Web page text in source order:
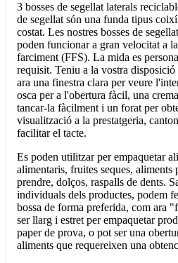
3 bosses de segellat laterals
de segellat són una funda tipus
costat. Les nostres bosses de
poden funcionar a gran velocitat a
farciment (FFS). La mida es
requisit. Teniu a la vostra
ara una finestra clara per veure
osca per a l'obertura fàcil, una
tancar-la fàcilment i un forat per
visualització a la prestatgeria,
facilitar el tacte.
Es poden utilitzar per empaquetar
alimentaris, fruites seques, aliments
prendre, dolços, raspalls de dents.
individuals dels productes, podem
bossa de forma preferida, com ara
ser llarg i estret per empaquetar
paper de prova, o pot ser una
aliments que requereixen una